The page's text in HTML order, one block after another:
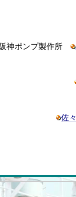
阪神ポンプ製作所
佐